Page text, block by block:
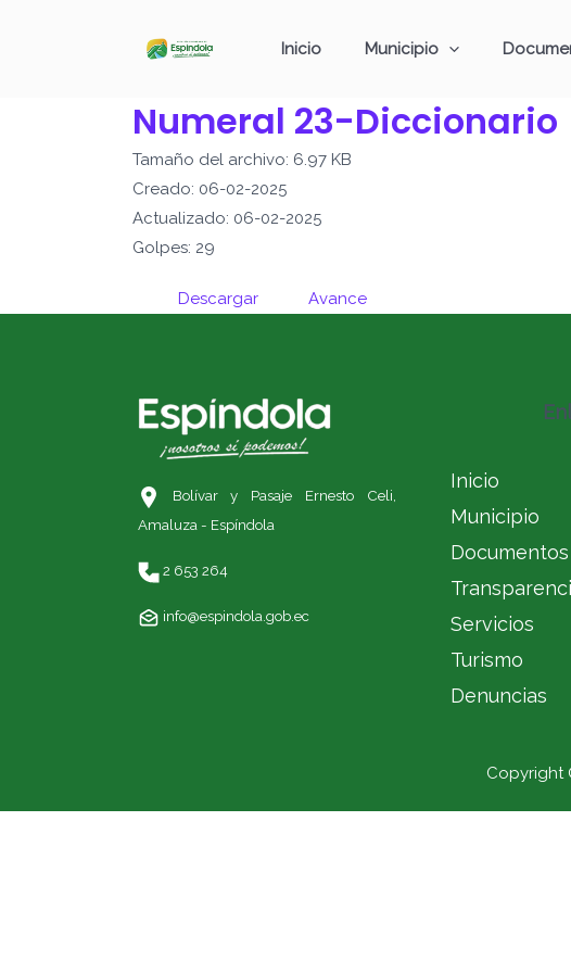
Inicio Municipio
Numeral 23-Diccionario
Tamaño del archivo: 6.97 KB
Creado: 06-02-2025
Actualizado: 06-02-2025
Golpes: 29
Descargar Avance
Bolívar y Pasaje Ernesto Celi,
Amaluza - Espíndola
2 653 264
info@espindola.gob.ec
Inicio
Municipio
Documentos
Servicios
Turismo
Denuncias
Copyright